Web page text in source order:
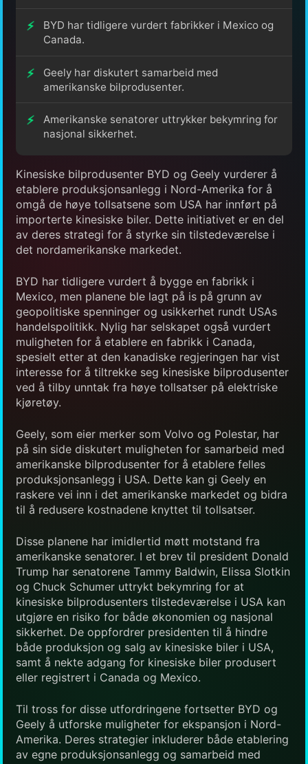
BYD har tidligere vurdert fabrikker i Mexico og
Canada.
Geely har diskutert samarbeid med
amerikanske bilprodusenter.
Amerikanske senatorer uttrykker bekymring for
nasjonal sikkerhet.
Kinesiske bilprodusenter BYD og Geely vurderer å
etablere produksjonsanlegg i Nord-Amerika for å
omgå de høye tollsatsene som USA har innført på
importerte kinesiske biler. Dette initiativet er en del
av deres strategi for å styrke sin tilstedeværelse i
det nordamerikanske markedet.
BYD har tidligere vurdert å bygge en fabrikk i
Mexico, men planene ble lagt på is på grunn av
geopolitiske spenninger og usikkerhet rundt USAs
handelspolitikk. Nylig har selskapet også vurdert
muligheten for å etablere en fabrikk i Canada,
spesielt etter at den kanadiske regjeringen har vist
interesse for å tiltrekke seg kinesiske bilprodusenter
ved å tilby unntak fra høye tollsatser på elektriske
kjøretøy.
Geely, som eier merker som Volvo og Polestar, har
på sin side diskutert muligheten for samarbeid med
amerikanske bilprodusenter for å etablere felles
produksjonsanlegg i USA. Dette kan gi Geely en
raskere vei inn i det amerikanske markedet og bidra
til å redusere kostnadene knyttet til tollsatser.
Disse planene har imidlertid møtt motstand fra
amerikanske senatorer. I et brev til president Donald
Trump har senatorene Tammy Baldwin, Elissa Slotkin
og Chuck Schumer uttrykt bekymring for at
kinesiske bilprodusenters tilstedeværelse i USA kan
utgjøre en risiko for både økonomien og nasjonal
sikkerhet. De oppfordrer presidenten til å hindre
både produksjon og salg av kinesiske biler i USA,
samt å nekte adgang for kinesiske biler produsert
eller registrert i Canada og Mexico.
Til tross for disse utfordringene fortsetter BYD og
Geely å utforske muligheter for ekspansjon i Nord-
Amerika. Deres strategier inkluderer både etablering
av egne produksjonsanlegg og samarbeid med